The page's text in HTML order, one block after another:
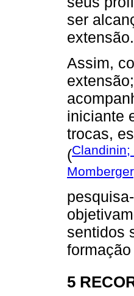
ser
extensão.
Assim,
iniciante
trocas,
(Clandinin;
sentidos
5